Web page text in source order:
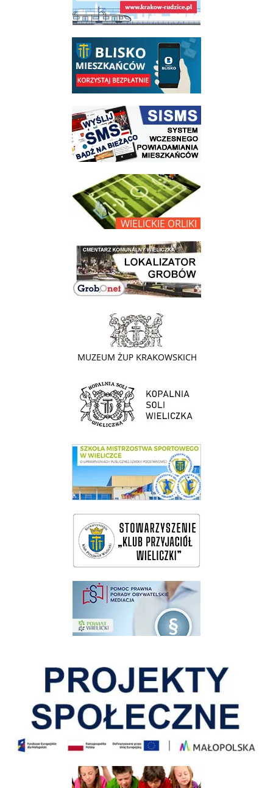
link do opisu aplikacji - BLISKO, Gmina Wieliczka w aplikacji Blisko
link do strony systemu wczesnego ostrzegania mieszkańców SISMS
link do opisu projektu Wielickie Orliki
link do lokalizatora grobów na wielickim cmentarzu - grobnet
link do strony - Muzeum Żup Krakowskich Wieliczka
link do strony Kopalni Soli Wieliczka
link do SMS Wieliczka
wieliczka-wieliczanie na bis
pomoc prawna wieliczka
Informacja o terminach rekrutacji na rok szkolny 2026/2027